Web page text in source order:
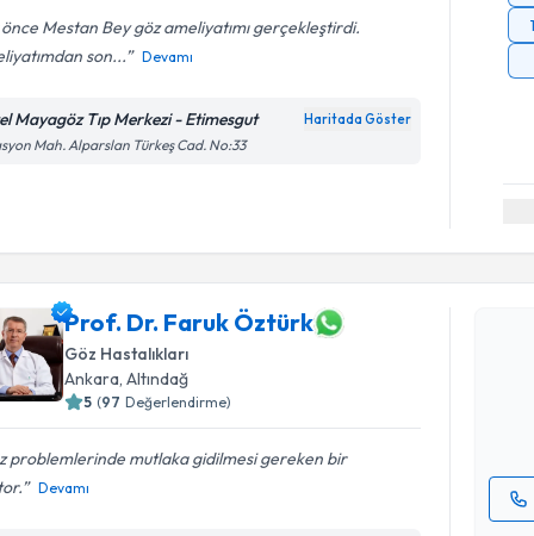
Mestan Bey göz ameliyatımı gerçekleştirdi.
son...
Devamı
Mayagöz Tıp Merkezi - Etimesgut Haritada Göster
Mah. Alparslan Türkeş Cad. No:33
Prof. Dr. Faruk Öztürk
Göz Hastalıkları
Ankara , Altındağ
5 (97 Değerlendirme)
problemlerinde mutlaka gidilmesi gereken bir
Devamı